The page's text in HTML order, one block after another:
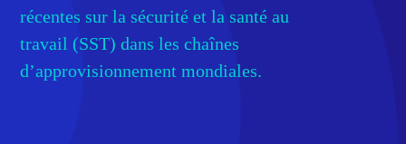
récentes sur la sécurité et la santé au
travail (SST) dans les chaînes
d’approvisionnement mondiales.